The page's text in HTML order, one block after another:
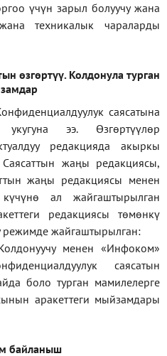
үчүн зарыл болуучу жана
техникалык чараларды
өзгөртүү. Колдонула турган
саясатына
укугуна ээ. Өзгөртүүлөр
редакцияда акыркы
Саясаттын жаңы редакциясы,
жаңы редакциясы менен
ал жайгаштырылган
редакциясы төмөнкү
режимде жайгаштырылган:
менен «Инфоком»
саясатын
боло турган мамилелерге
аракеттеги мыйзамдары
байланыш